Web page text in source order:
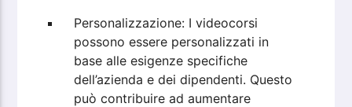
Personalizzazione: I videocorsi
possono essere personalizzati in
base alle esigenze specifiche
dell’azienda e dei dipendenti. Questo
può contribuire ad aumentare